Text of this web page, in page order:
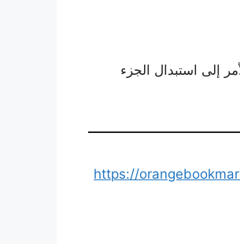
إلى استبدال الجزء
https://